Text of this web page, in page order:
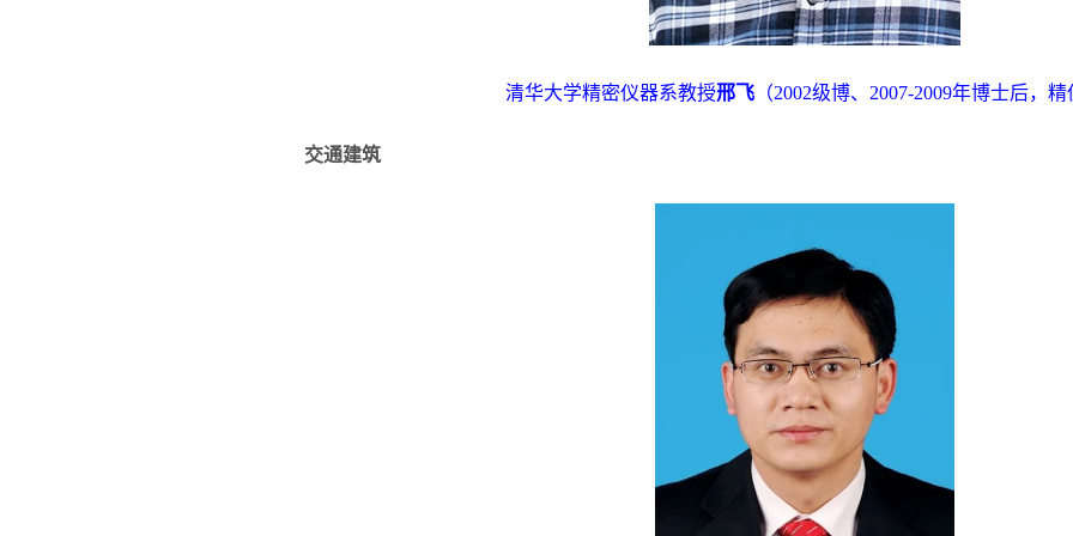
清华大学精密仪器系教授邢飞（2002级博、 2007-2009年博士后，精
交通建筑